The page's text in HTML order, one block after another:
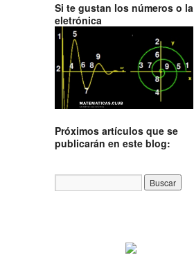
Si te gustan los números o la
eletrónica
Próximos artículos que se
publicarán en este blog: